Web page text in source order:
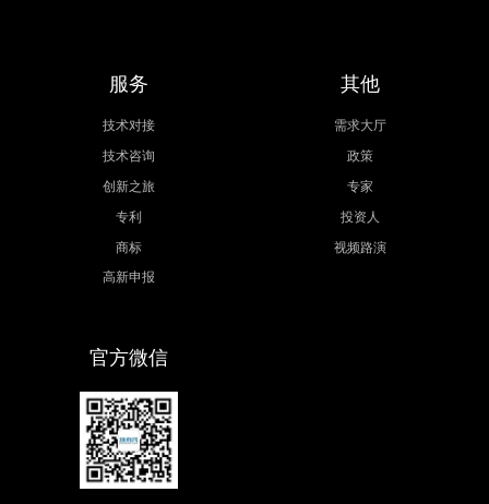
服务
技术对接
技术咨询
创新之旅
专利
商标
高新申报
其他
需求大厅
政策
专家
投资人
视频路演
官方微信